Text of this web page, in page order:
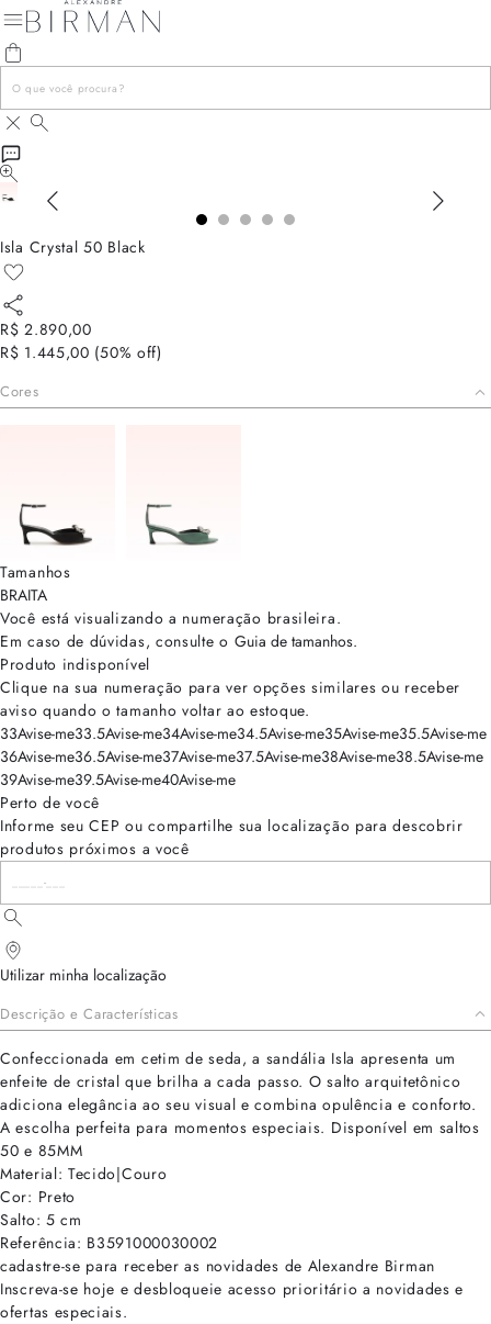
Isla Crystal 50 Black
R$ 2.890,00
R$ 1.445,00 (50% off)
Cores
Tamanhos
BRAITA
Você está visualizando a numeração brasileira.
Em caso de dúvidas, consulte o Guia de tamanhos.
Produto indisponível
Clique na sua numeração para ver opções similares ou receber
aviso quando o tamanho voltar ao estoque.
33Avise-me33.5Avise-me34Avise-me34.5Avise-me35Avise-me35.5Avise-me
36Avise-me36.5Avise-me37Avise-me37.5Avise-me38Avise-me38.5Avise-me
39Avise-me39.5Avise-me40Avise-me
Perto de você
Informe seu CEP ou compartilhe sua localização para descobrir
produtos próximos a você
Utilizar minha localização
Descrição e Características
Confeccionada em cetim de seda, a sandália Isla apresenta um
enfeite de cristal que brilha a cada passo. O salto arquitetônico
adiciona elegância ao seu visual e combina opulência e conforto.
A escolha perfeita para momentos especiais. Disponível em saltos
50 e 85MM
Material: Tecido|Couro
Cor: Preto
Salto: 5 cm
Referência: B3591000030002
cadastre-se para receber as novidades de Alexandre Birman
Inscreva-se hoje e desbloqueie acesso prioritário a novidades e
ofertas especiais.